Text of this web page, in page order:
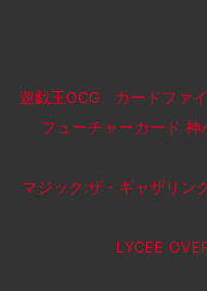
遊戯王OCG カードファ
フューチャーカード
マジック:ザ・ギャザリン
LYCEE